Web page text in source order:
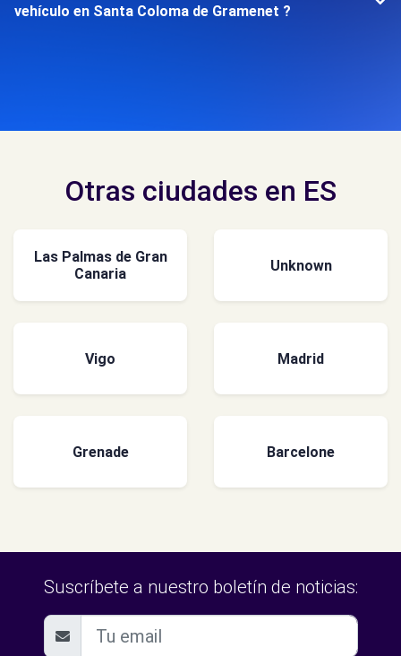
vehículo en Santa Coloma de Gramenet ?
Otras ciudades en ES
Las Palmas de Gran
Canaria
Unknown
Vigo Madrid
Grenade Barcelone
Suscríbete a nuestro boletín de noticias: